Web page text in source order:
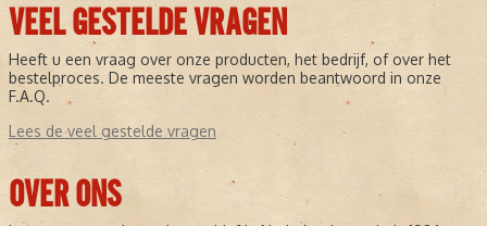
VEEL GESTELDE VRAGEN
Heeft u een vraag over onze producten, het bedrijf, of over het
bestelproces. De meeste vragen worden beantwoord in onze
F.A.Q.
Lees de veel gestelde vragen
OVER ONS